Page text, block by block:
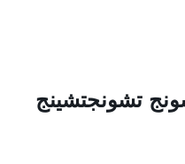
تشونجتشينج